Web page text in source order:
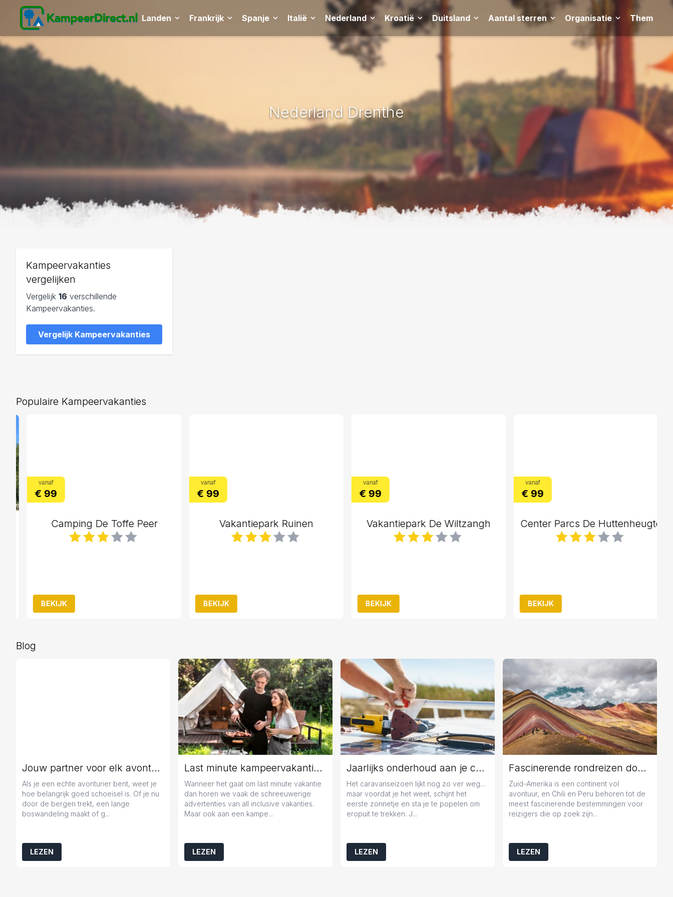
Landen Frankrijk Spanje Italië Nederland Kroatië Duitsland Aantal sterren Organisatie Thema
Nederland Drenthe
Kampeervakanties
vergelijken
Vergelijk 16 verschillende
Kampeervakanties.
Vergelijk Kampeervakanties
Populaire Kampeervakanties
vanaf
€ 99
Camping De Toffe Peer
BEKIJK
vanaf
€ 99
Vakantiepark Ruinen
BEKIJK
vanaf
€ 99
Vakantiepark De Wiltzangh
BEKIJK
vanaf
€ 99
Center Parcs De Huttenheugte
BEKIJK
Blog
Jouw partner voor elk avontuur
Als je een echte avonturier bent, weet je
hoe belangrijk goed schoeisel is. Of je nu
door de bergen trekt, een lange
boswandeling maakt of g...
LEZEN
Last minute kampeervakantie boeken? Tips en tricks!
Wanneer het gaat om last minute vakantie
dan horen we vaak de schreeuwerige
advertenties van all inclusive vakanties.
Maar ook aan een kampe...
LEZEN
Jaarlijks onderhoud aan je caravan: geen overbodige luxe
Het caravanseizoen lijkt nog zo ver weg…
maar voordat je het weet, schijnt het
eerste zonnetje en sta je te popelen om
eropuit te trekken. J...
LEZEN
Fascinerende rondreizen door Chili en Peru
Zuid-Amerika is een continent vol
avontuur, en Chili en Peru behoren tot de
meest fascinerende bestemmingen voor
reizigers die op zoek zijn...
LEZEN